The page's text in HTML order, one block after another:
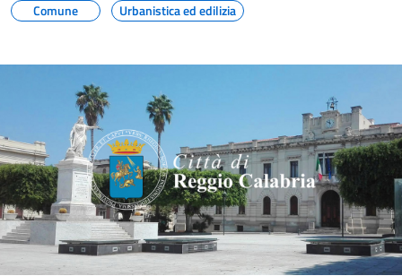
Comune Urbanistica ed edilizia